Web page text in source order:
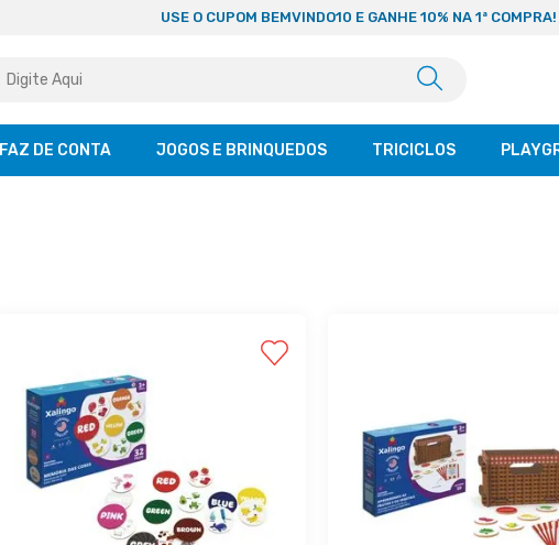
USE O CUPOM BEMVINDO10 E GANHE 10% NA 1ª COMPRA!
FAZ DE CONTA JOGOS E BRINQUEDOS TRICICLOS